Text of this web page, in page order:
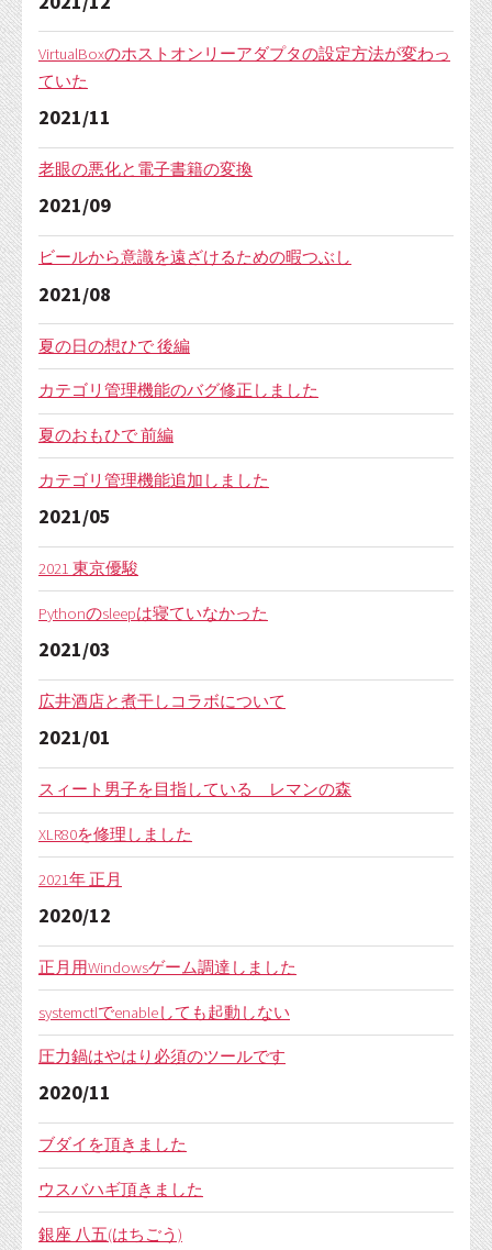
VirtualBoxのホストオンリーアダプタの設定方法が変わっ
ていた
2021/11
老眼の悪化と電子書籍の変換
2021/09
ビールから意識を遠ざけるための暇つぶし
2021/08
夏の日の想ひで 後編
カテゴリ管理機能のバグ修正しました
夏のおもひで 前編
カテゴリ管理機能追加しました
2021/05
2021 東京優駿
Pythonのsleepは寝ていなかった
2021/03
広井酒店と煮干しコラボについて
2021/01
スィート男子を目指している レマンの森
XLR80を修理しました
2021年 正月
2020/12
正月用Windowsゲーム調達しました
systemctlでenableしても起動しない
圧力鍋はやはり必須のツールです
2020/11
ブダイを頂きました
ウスバハギ頂きました
銀座 八五(はちごう)